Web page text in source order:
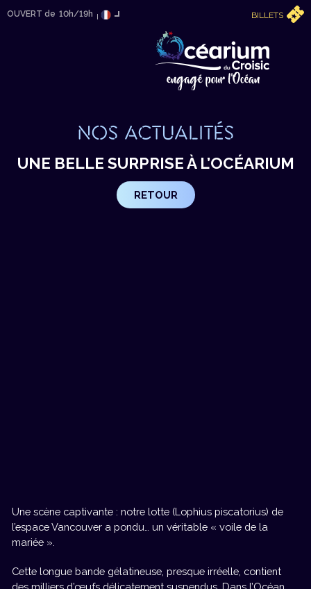
BILLETS
OUVERT de 10h/19h
NOS ACTUALITÉS
UNE BELLE SURPRISE À L’OCÉARIUM
RETOUR
Une scène captivante : notre lotte (Lophius piscatorius) de
l’espace Vancouver a pondu… un véritable « voile de la
mariée ».
Cette longue bande gélatineuse, presque irréelle, contient